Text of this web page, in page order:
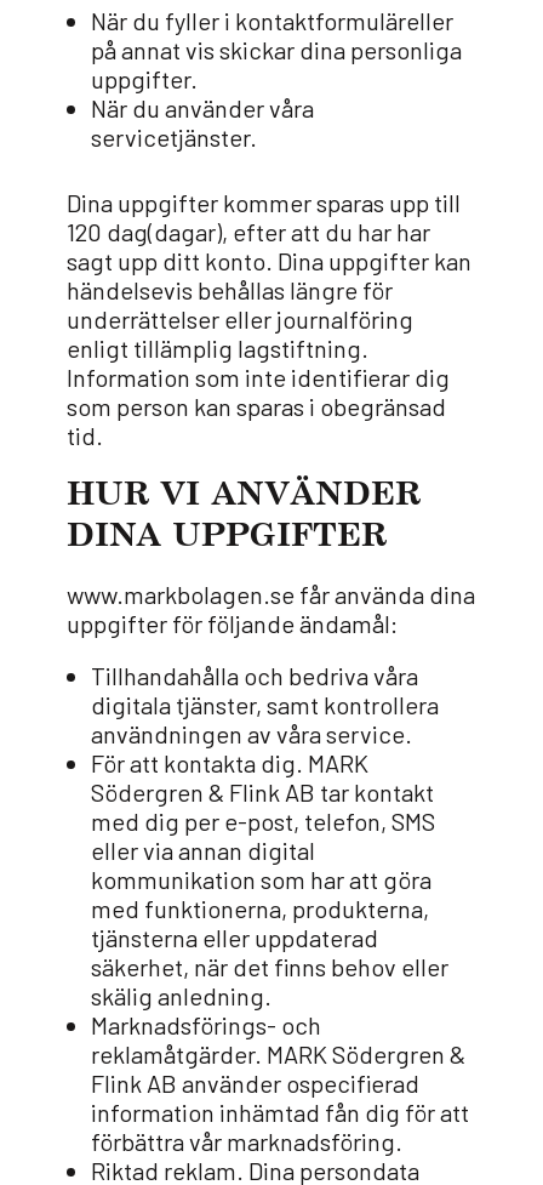
När du fyller i kontaktformuläreller
på annat vis skickar dina personliga
uppgifter.
När du använder våra
servicetjänster.
Dina uppgifter kommer sparas upp till
120 dag(dagar), efter att du har har
sagt upp ditt konto. Dina uppgifter kan
händelsevis behållas längre för
underrättelser eller journalföring
enligt tillämplig lagstiftning.
Information som inte identifierar dig
som person kan sparas i obegränsad
tid.
HUR VI ANVÄNDER
DINA UPPGIFTER
www.markbolagen.se får använda dina
uppgifter för följande ändamål:
Tillhandahålla och bedriva våra
digitala tjänster, samt kontrollera
användningen av våra service.
För att kontakta dig. MARK
Södergren & Flink AB tar kontakt
med dig per e-post, telefon, SMS
eller via annan digital
kommunikation som har att göra
med funktionerna, produkterna,
tjänsterna eller uppdaterad
säkerhet, när det finns behov eller
skälig anledning.
Marknadsförings- och
reklamåtgärder. MARK Södergren &
Flink AB använder ospecifierad
information inhämtad fån dig för att
förbättra vår marknadsföring.
Riktad reklam. Dina persondata